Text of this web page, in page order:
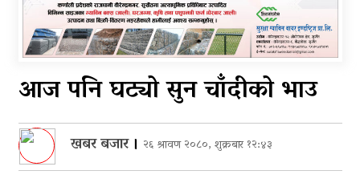
‘नागढुंगा-सिस्नेखोला सुरुङमार्ग’
सञ्चालनमा, शुल्कदर यस्तो छ…
पुन: एमाले-नेकपा सहकार्यमा, प्रदेशको
भागबण्डा यस्तो छ…
आठ लाख २१ हजार घुससहित सिँचाइ
आज पनि घट्यो सुन चाँदीको भाउ
खबर बजार। २६ श्रावण २०८०, शुक्रबार १२:४३